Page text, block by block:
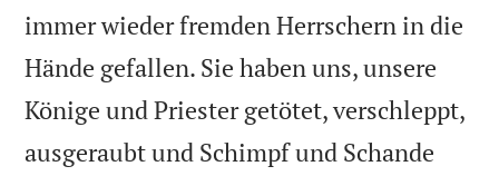
immer wieder fremden Herrschern in die
Hände gefallen. Sie haben uns, unsere
Könige und Priester getötet, verschleppt,
ausgeraubt und Schimpf und Schande